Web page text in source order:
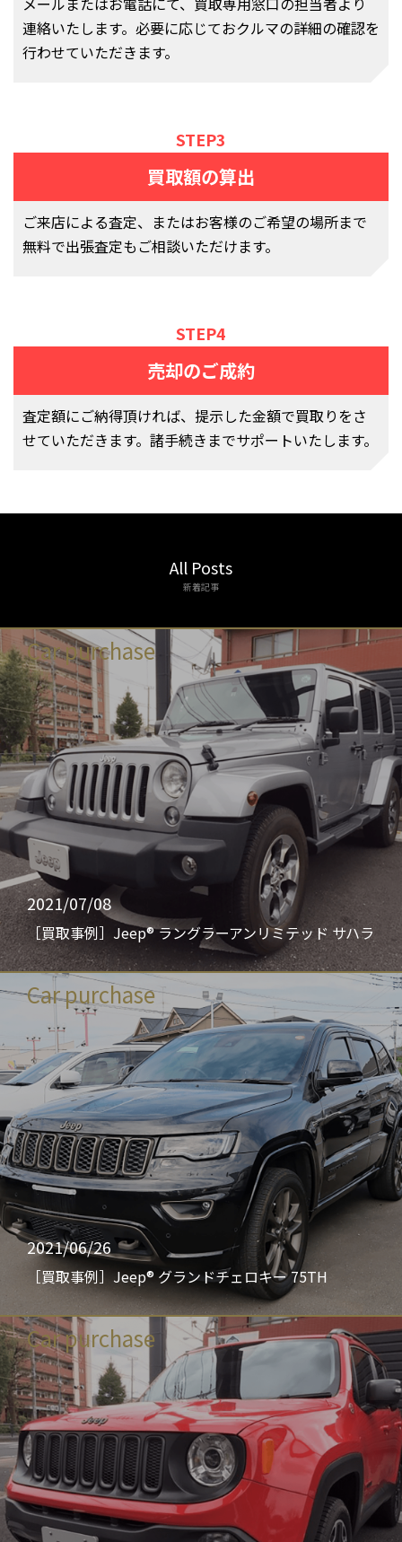
連絡いたします。必要に応じておクルマの詳細の確認を
行わせていただきます。
STEP3
買取額の算出
ご来店による査定、またはお客様のご希望の場所まで
無料で出張査定もご相談いただけます。
STEP4
売却のご成約
査定額にご納得頂ければ、提示した金額で買取りをさ
せていただきます。諸手続きまでサポートいたします。
All Posts
新着記事
Car purchase
2021/07/08
［買取事例］Jeep® ラングラーアンリミテッド サハラ
Car purchase
2021/06/26
［買取事例］Jeep® グランドチェロキー 75TH
Car purchase